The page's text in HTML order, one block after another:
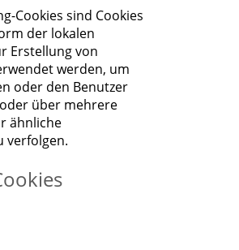
Cookies sind Cookies
der lokalen
Erstellung von
werden, um
oder den Benutzer
über mehrere
ähnliche
verfolgen.